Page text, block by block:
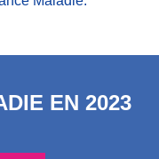
EN 2023